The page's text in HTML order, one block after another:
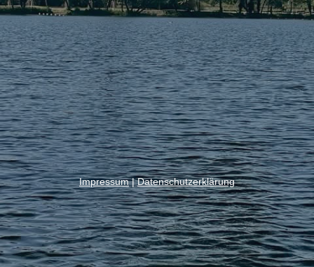
Impressum|Datenschutzerklärung